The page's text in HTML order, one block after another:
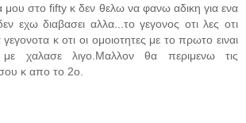
μου στο fifty κ δεν θελω να φανω αδικη για ενα
εχω διαβασει αλλα...το γεγονος οτι λες οτι
γεγονοτα κ οτι οι ομοιοτητες με το πρωτο ειναι
με χαλασε λιγο.Μαλλον θα περιμενω τις
κ απο το 2ο.